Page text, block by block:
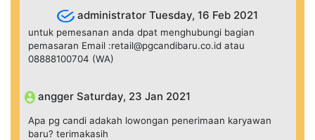
administrator Tuesday, 16 Feb 2021
untuk pemesanan anda dpat menghubungi bagian
pemasaran Email :retail@pgcandibaru.co.id atau
08888100704 (WA)
angger Saturday, 23 Jan 2021
Apa pg candi adakah lowongan penerimaan karyawan
baru? terimakasih